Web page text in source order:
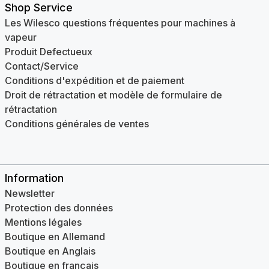
Shop Service
Les Wilesco questions fréquentes pour machines à
vapeur
Produit Defectueux
Contact/Service
Conditions d'expédition et de paiement
Droit de rétractation et modèle de formulaire de
rétractation
Conditions générales de ventes
Information
Newsletter
Protection des données
Mentions légales
Boutique en Allemand
Boutique en Anglais
Boutique en français